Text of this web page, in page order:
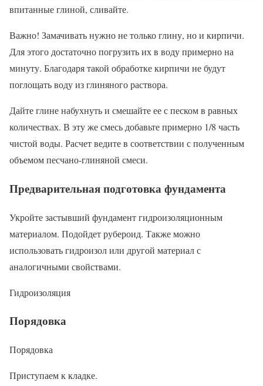
впитанные глиной, сливайте.
Важно! Замачивать нужно не только глину, но и кирпичи.
Для этого достаточно погрузить их в воду примерно на
минуту. Благодаря такой обработке кирпичи не будут
поглощать воду из глиняного раствора.
Дайте глине набухнуть и смешайте ее с песком в равных
количествах. В эту же смесь добавьте примерно 1/8 часть
чистой воды. Расчет ведите в соответствии с полученным
объемом песчано-глиняной смеси.
Предварительная подготовка фундамента
Укройте застывший фундамент гидроизоляционным
материалом. Подойдет рубероид. Также можно
использовать гидроизол или другой материал с
аналогичными свойствами.
Гидроизоляция
Порядовка
Порядовка
Приступаем к кладке.